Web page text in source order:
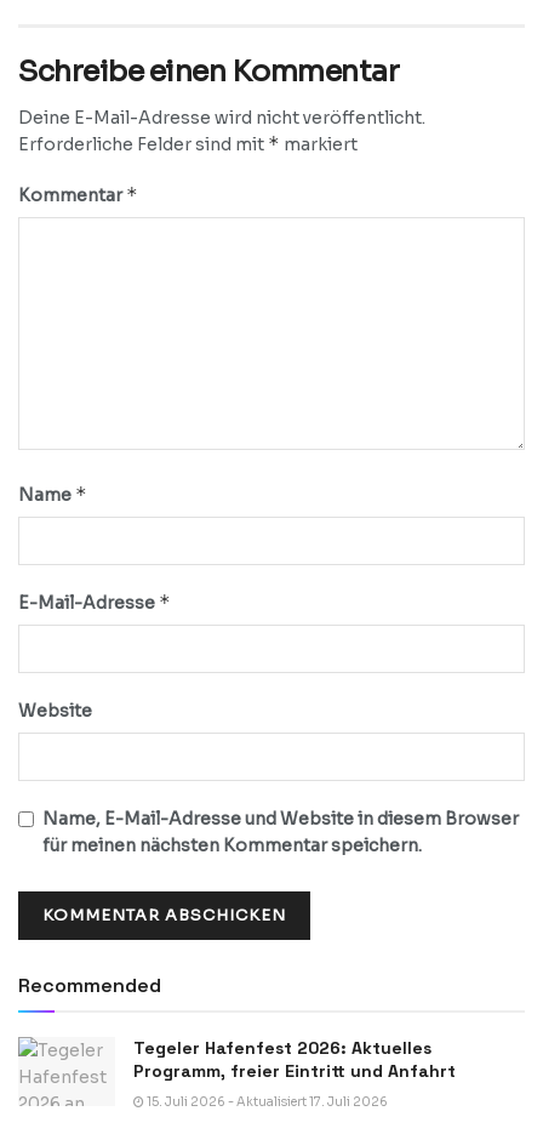
Schreibe einen Kommentar
Deine E-Mail-Adresse wird nicht veröffentlicht.
Erforderliche Felder sind mit * markiert
Kommentar*
Name *
E-Mail-Adresse *
Website
Name, E-Mail-Adresse und Website in diesem Browser
für meinen nächsten Kommentar speichern.
Recommended
Tegeler Hafenfest 2026: Aktuelles
Programm, freier Eintritt und Anfahrt
15. Juli 2026 - Aktualisiert 17. Juli 2026